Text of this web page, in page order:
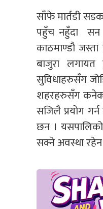
साँफे मार्तडी
पहुँच नहुँदा सन
काठमाण्डौ
बाजुरा
सुविधाहरुसँग
शहरहरुसँग
सजिलै प्रयोग
छन ।
सक्ने अवस्था रहेन